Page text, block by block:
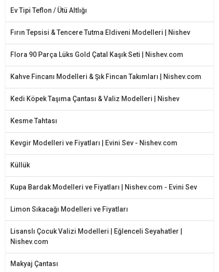
Ev Tipi Teflon / Ütü Altlığı
Fırın Tepsisi & Tencere Tutma Eldiveni Modelleri | Nishev
Flora 90 Parça Lüks Gold Çatal Kaşık Seti | Nishev.com
Kahve Fincanı Modelleri & Şık Fincan Takımları | Nishev.com
Kedi Köpek Taşıma Çantası & Valiz Modelleri | Nishev
Kesme Tahtası
Kevgir Modelleri ve Fiyatları | Evini Sev - Nishev.com
Küllük
Kupa Bardak Modelleri ve Fiyatları | Nishev.com - Evini Sev
Limon Sıkacağı Modelleri ve Fiyatları
Lisanslı Çocuk Valizi Modelleri | Eğlenceli Seyahatler |
Nishev.com
Makyaj Çantası